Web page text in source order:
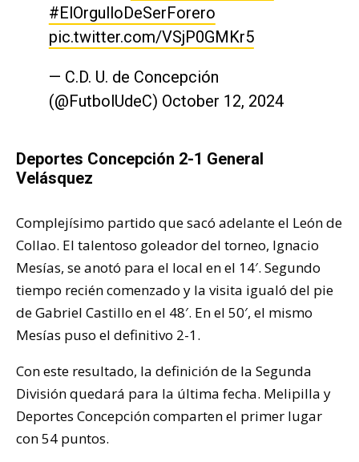
#ElOrgulloDeSerForero
pic.twitter.com/VSjP0GMKr5
— C.D. U. de Concepción
(@FutbolUdeC) October 12, 2024
Deportes Concepción 2-1 General
Velásquez
Complejísimo partido que sacó adelante el León de
Collao. El talentoso goleador del torneo, Ignacio
Mesías, se anotó para el local en el 14′. Segundo
tiempo recién comenzado y la visita igualó del pie
de Gabriel Castillo en el 48′. En el 50′, el mismo
Mesías puso el definitivo 2-1.
Con este resultado, la definición de la Segunda
División quedará para la última fecha. Melipilla y
Deportes Concepción comparten el primer lugar
con 54 puntos.